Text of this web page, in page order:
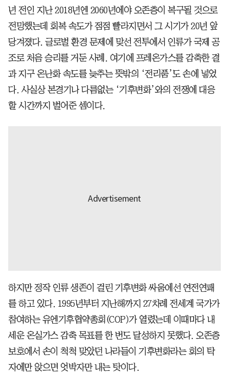
년 전인 지난 2018년엔 2060년에야 오존층이 복구될 것으로
전망했는데 회복 속도가 점점 빨라지면서 그 시기가 20년 앞
당겨졌다. 글로벌 환경 문제에 맞선 전투에서 인류가 국제 공
조로 처음 승리를 거둔 사례. 여기에 프레온가스를 감축한 결
과 지구 온난화 속도를 늦추는 뜻밖의 ‘전리품’도 손에 넣었
다. 사실상 본경기나 다름없는 ‘기후변화’와의 전쟁에 대응
할 시간까지 벌어준 셈이다.
하지만 정작 인류 생존이 걸린 기후변화 싸움에선 연전연패
를 하고 있다. 1995년부터 지난해까지 27차례 전세계 국가가
참여하는 유엔기후협약총회(COP)가 열렸는데 이때마다 내
세운 온실가스 감축 목표를 한 번도 달성하지 못했다. 오존층
보호에서 손이 척척 맞았던 나라들이 기후변화라는 회의 탁
자에만 앉으면 엇박자만 내는 탓이다.